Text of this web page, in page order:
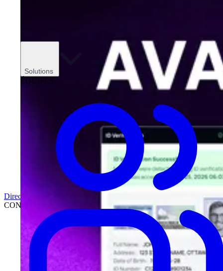
Solutions
ÉQUIPES
Direction
CONCESSIONNAIRES